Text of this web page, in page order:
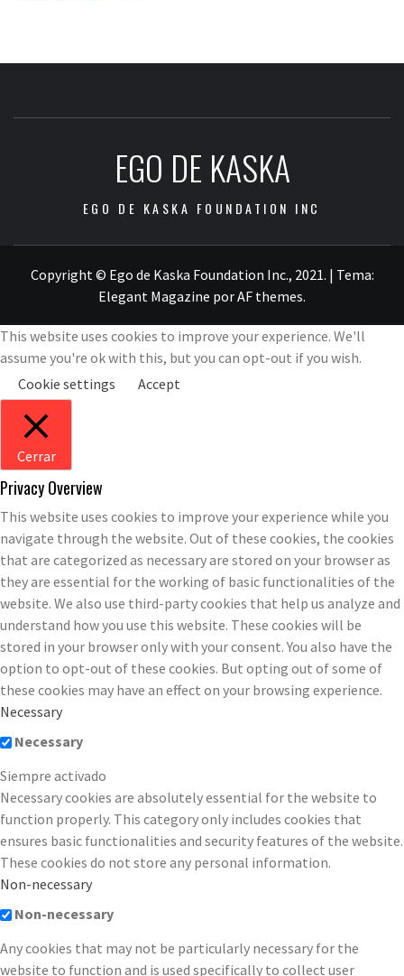
EGO DE KASKA
EGO DE KASKA FOUNDATION INC
Copyright © Ego de Kaska Foundation Inc., 2021. | Tema:
Elegant Magazine porAF themes.
This website uses cookies to improve your experience. We'll
assume you're ok with this, but you can opt-out if you wish.
Cookie settings
Accept
Cerrar
Privacy Overview
This website uses cookies to improve your experience while you
navigate through the website. Out of these cookies, the cookies
that are categorized as necessary are stored on your browser as
they are essential for the working of basic functionalities of the
website. We also use third-party cookies that help us analyze and
understand how you use this website. These cookies will be
stored in your browser only with your consent. You also have the
option to opt-out of these cookies. But opting out of some of
these cookies may have an effect on your browsing experience.
Necessary
Necessary
Siempre activado
Necessary cookies are absolutely essential for the website to
function properly. This category only includes cookies that
ensures basic functionalities and security features of the website.
These cookies do not store any personal information.
Non-necessary
Non-necessary
Any cookies that may not be particularly necessary for the
website to function and is used specifically to collect user